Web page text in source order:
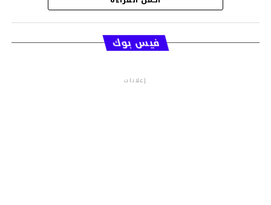
قسم الاخبار
فيس بوك
إعلانات